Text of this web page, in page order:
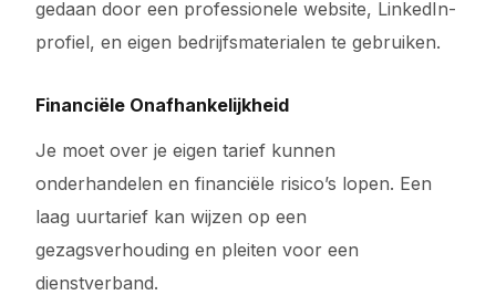
gedaan door een professionele website, LinkedIn-
profiel, en eigen bedrijfsmaterialen te gebruiken.
Financiële Onafhankelijkheid
Je moet over je eigen tarief kunnen
onderhandelen en financiële risico’s lopen. Een
laag uurtarief kan wijzen op een
gezagsverhouding en pleiten voor een
dienstverband.